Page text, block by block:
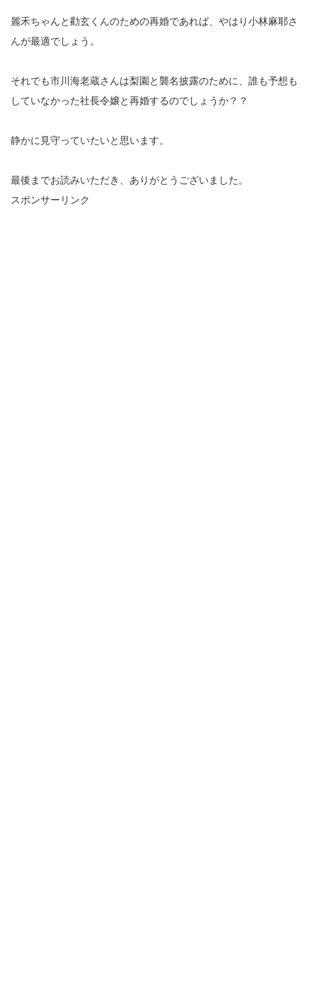
麗禾ちゃんと勸玄くんのための再婚であれば、やはり小林麻耶さ
んが最適でしょう。
それでも市川海老蔵さんは梨園と襲名披露のために、誰も予想も
していなかった社長令嬢と再婚するのでしょうか？？
静かに見守っていたいと思います。
最後までお読みいただき、ありがとうございました。
スポンサーリンク